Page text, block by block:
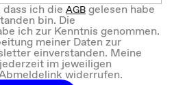
dass ich dieAGBgelesen habe
bin. Die
ich zur Kenntnis genommen.
meiner Daten zur
einverstanden. Meine
im jeweiligen
widerrufen.